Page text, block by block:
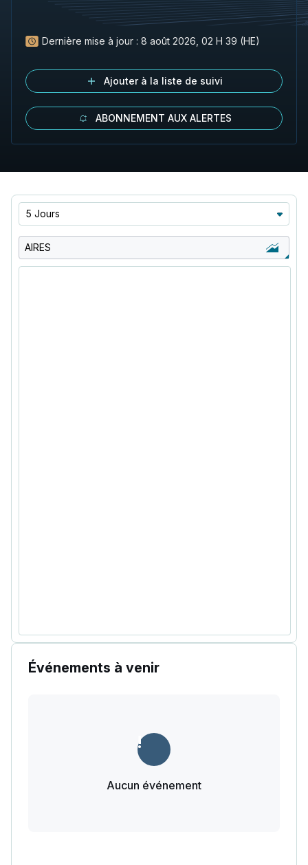
Dernière mise à jour : 8 août 2026, 02 H 39 (HE)
Ajouter à la liste de suivi
ABONNEMENT AUX ALERTES
5 Jours
AIRES
Événements à venir
Aucun événement